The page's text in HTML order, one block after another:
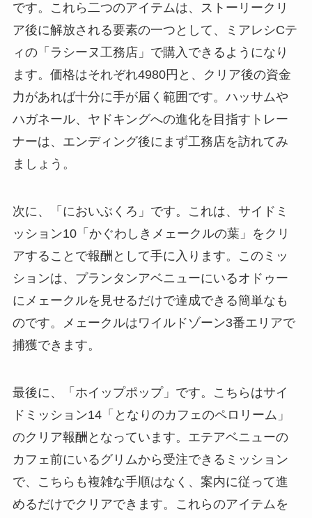
です。これら二つのアイテムは、ストーリークリ
ア後に解放される要素の一つとして、ミアレシCテ
ィの「ラシーヌ工務店」で購入できるようになり
ます。価格はそれぞれ4980円と、クリア後の資金
力があれば十分に手が届く範囲です。ハッサムや
ハガネール、ヤドキングへの進化を目指すトレー
ナーは、エンディング後にまず工務店を訪れてみ
ましょう。
次に、「においぶくろ」です。これは、サイドミ
ッション10「かぐわしきメェークルの葉」をクリ
アすることで報酬として手に入ります。このミッ
ションは、プランタンアベニューにいるオドゥー
にメェークルを見せるだけで達成できる簡単なも
のです。メェークルはワイルドゾーン3番エリアで
捕獲できます。
最後に、「ホイップポップ」です。こちらはサイ
ドミッション14「となりのカフェのペロリーム」
のクリア報酬となっています。エテアベニューの
カフェ前にいるグリムから受注できるミッション
で、こちらも複雑な手順はなく、案内に従って進
めるだけでクリアできます。これらのアイテムを